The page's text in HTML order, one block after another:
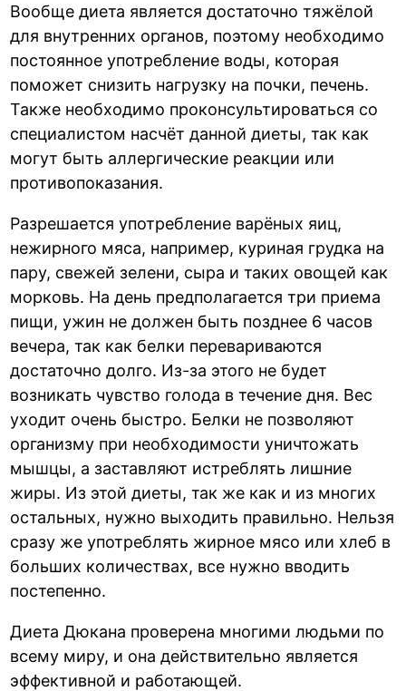
Вообще диета является достаточно тяжёлой
для внутренних органов, поэтому необходимо
постоянное употребление воды, которая
поможет снизить нагрузку на почки, печень.
Также необходимо проконсультироваться со
специалистом насчёт данной диеты, так как
могут быть аллергические реакции или
противопоказания.
Разрешается употребление варёных яиц,
нежирного мяса, например, куриная грудка на
пару, свежей зелени, сыра и таких овощей как
морковь. На день предполагается три приема
пищи, ужин не должен быть позднее 6 часов
вечера, так как белки перевариваются
достаточно долго. Из-за этого не будет
возникать чувство голода в течение дня. Вес
уходит очень быстро. Белки не позволяют
организму при необходимости уничтожать
мышцы, а заставляют истреблять лишние
жиры. Из этой диеты, так же как и из многих
остальных, нужно выходить правильно. Нельзя
сразу же употреблять жирное мясо или хлеб в
больших количествах, все нужно вводить
постепенно.
Диета Дюкана проверена многими людьми по
всему миру, и она действительно является
эффективной и работающей.